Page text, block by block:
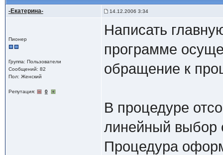
-Екатерина- 14.12.2006 3:34
Пионер
Группа: Пользователи
Сообщений: 82
Пол: Женский
Репутация: 0
Написать
программе
обращение к
В процедуре
линейный выбор
Процедура